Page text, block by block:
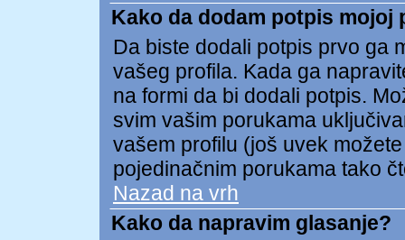
Kako da dodam potpis mojoj
Da biste dodali potpis prvo ga
vašeg profila. Kada ga
na formi da bi dodali potpis.
svim vašim porukama
vašem profilu (još uvek
pojedinačnim porukama tako
Nazad na vrh
Kako da napravim glasanje?